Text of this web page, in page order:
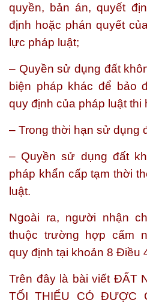
quyền, bản án, quyết
định hoặc phán quyết
lực pháp luật;
– Quyền sử dụng đất
biện pháp khác để bảo
quy định của pháp luật thi
– Trong thời hạn sử dụng
– Quyền sử dụng đất
pháp khẩn cấp tạm thời
luật.
Ngoài ra, người nhận
thuộc trường hợp cấm
quy định tại khoản 8 Điều
Trên đây là bài viết ĐẤT
TỐI THIỂU CÓ ĐƯỢC